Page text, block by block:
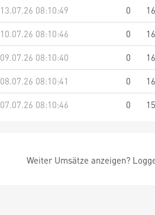
13.07.26 08:10:49
0
10.07.26 08:10:46
0
09.07.26 08:10:40
0
08.07.26 08:10:41
0
07.07.26 08:10:46
0
Weiter Umsätze anzeigen?